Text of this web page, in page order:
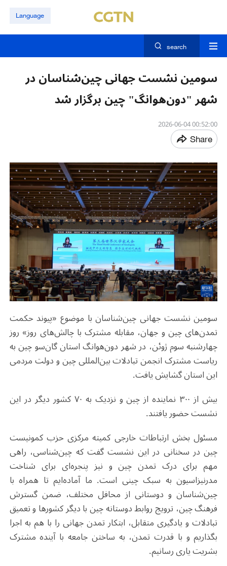
Language
search
سومین نشست جهانی چین‌شناسان در
شهر "دون‌هوانگ" چین برگزار شد
00:52:00 2026-06-04
Share
سومین نشست جهانی چین‎‌شناسان با موضوع «پیوند حکمت
تمدن‌های چین و جهان، مقابله مشترک با چالش‌های روز» روز
چهارشنبه سوم ژوئن، در شهر دون‌هوانگ استان گان‌سو چین به
ریاست مشترک انجمن تبادلات بین‌المللی چین و دولت مردمی
این استان گشایش یافت.
بیش از ۳۰۰ نماینده از چین و نزدیک به ۷۰ کشور دیگر در این
نشست حضور یافتند.
مسئول بخش ارتباطات خارجی کمیته مرکزی حزب کمونیست
چین در سخنانی در این نشست گفت که چین‌شناسی، راهی
مهم برای درک تمدن چین و نیز پنجره‌ای برای شناخت
مدرنیزاسیون به سبک چینی است. ما آماده‌ایم تا همراه با
چین‌شناسان و دوستانی از محافل مختلف، ضمن گسترش
فرهنگ چین، ترویج روابط دوستانه چین با دیگر کشورها و تعمیق
تبادلات و یادگیری متقابل، ابتکار تمدن جهانی را با هم به اجرا
بگذاریم و با قدرت تمدن، به ساختن جامعه با آینده مشترک
بشریت یاری رسانیم.